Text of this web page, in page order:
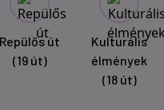
Repülős út
(19 út)
Kulturális
élmények
(18 út)